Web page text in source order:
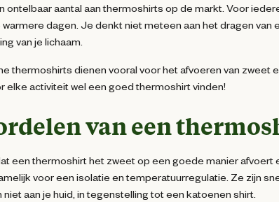
ontelbaar aantal aan thermoshirts op de markt. Voor
dagen. Je denkt niet meteen aan het dragen
van je lichaam.
thermoshirts dienen vooral voor het afvoeren van zweet
elke activiteit wel een goed thermoshirt vinden!
van een
een thermoshirt het zweet op een goede manier
voor een isolatie en temperatuurregulatie. Ze zijn
niet aan je huid, in tegenstelling tot een katoenen shirt.